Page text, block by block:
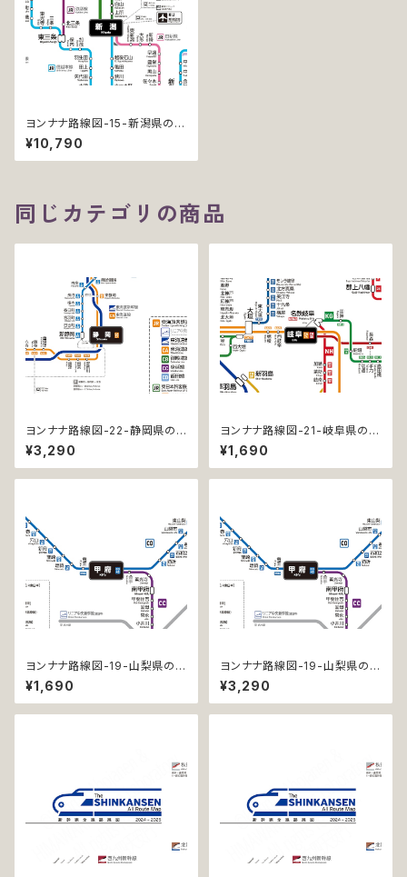
ヨンナナ路線図-15-新潟県の鉄
道 (Niigata / デジタル / PRO)
¥10,790
同じカテゴリの商品
ヨンナナ路線図-22-静岡県の
鉄道 (Shizuoka / デジタル / L
T-NC)
¥3,290
ヨンナナ路線図-21-岐阜県の鉄
道 (Gifu / デジタル / LT)
¥1,690
ヨンナナ路線図-19-山梨県の鉄
道 (Yamanashi / デジタル / L
T)
¥1,690
ヨンナナ路線図-19-山梨県の鉄
道 (Yamanashi / デジタル / L
T-NC)
¥3,290